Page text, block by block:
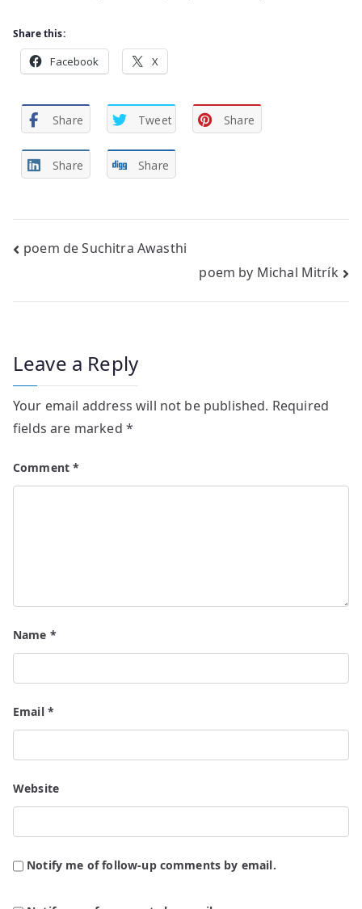
Share this:
Facebook X
Share Tweet Share
Share Share
Post
poem de Suchitra Awasthi
poem by Michal Mitrík
Leave a Reply
Your email address will not be published. Required
fields are marked *
Comment*
Name *
Email *
Website
Notify me of follow-up comments by email.